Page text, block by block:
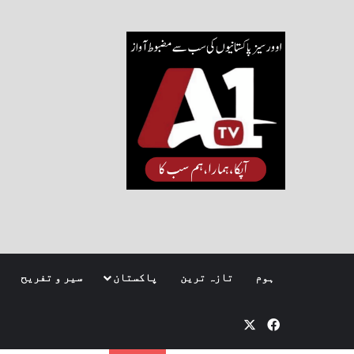
ہوم تازہ ترین پاکستان سیر و تفریح
Facebook